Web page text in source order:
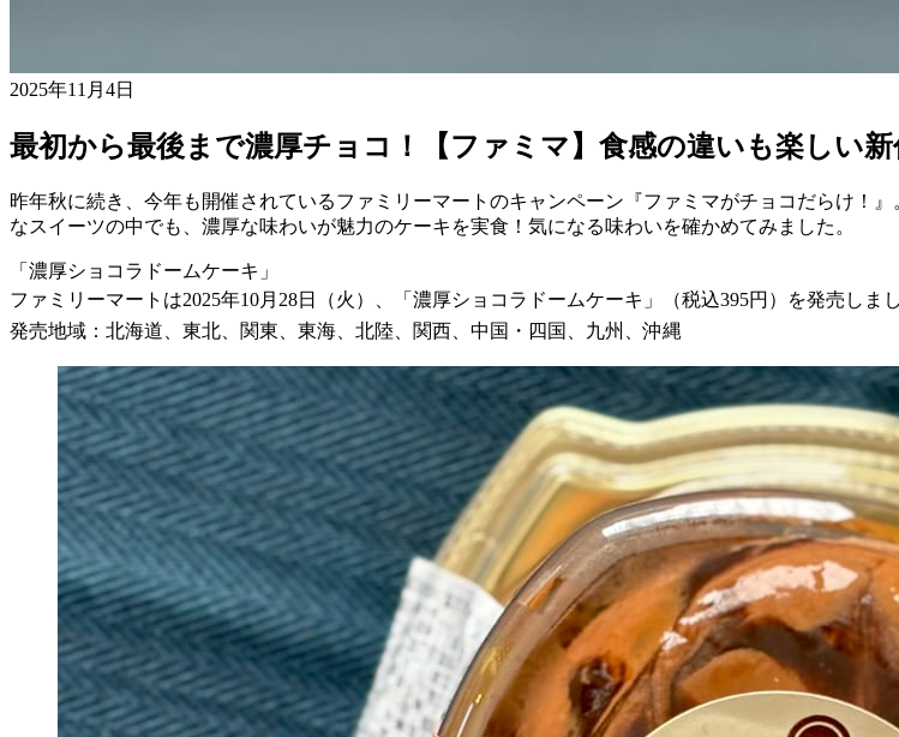
2025年11月4日
最初から最後まで濃厚チョコ！【ファミマ】食感の違いも楽しい新
昨年秋に続き、今年も開催されているファミリーマートのキャンペーン『ファミマがチョコだらけ！
なスイーツの中でも、濃厚な味わいが魅力のケーキを実食！気になる味わいを確かめてみました。
「濃厚ショコラドームケーキ」
ファミリーマートは2025年10月28日（火）、「濃厚ショコラドームケーキ」（税込395円）を発売しまし
発売地域：北海道、東北、関東、東海、北陸、関西、中国・四国、九州、沖縄